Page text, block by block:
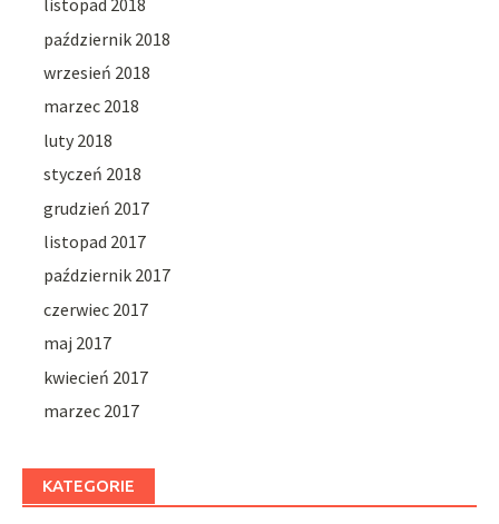
listopad 2018
październik 2018
wrzesień 2018
marzec 2018
luty 2018
styczeń 2018
grudzień 2017
listopad 2017
październik 2017
czerwiec 2017
maj 2017
kwiecień 2017
marzec 2017
KATEGORIE